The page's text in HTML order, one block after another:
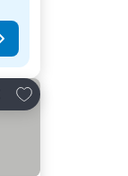
Lisää suosikkeihin